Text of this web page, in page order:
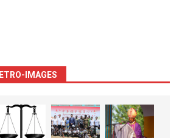
IMAGES